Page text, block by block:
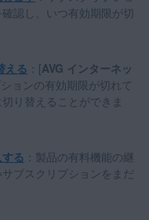
Service Pack 1、32 / 64
）
認し、いつ有効期限が切
える ：[AVG インターネッ
ョンの有効期限が切れて
り替えることができま
る ：製品の有料機能の継
ブスクリプションをまだ